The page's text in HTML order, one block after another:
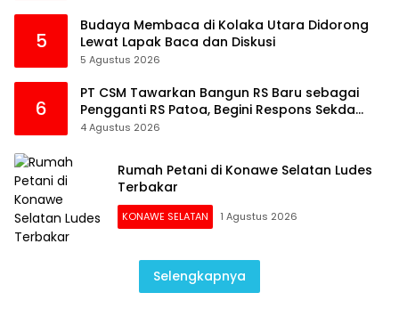
5
Budaya Membaca di Kolaka Utara Didorong
Lewat Lapak Baca dan Diskusi
5 Agustus 2026
6
PT CSM Tawarkan Bangun RS Baru sebagai
Pengganti RS Patoa, Begini Respons Sekda
Kolut
4 Agustus 2026
Rumah Petani di Konawe Selatan Ludes
Terbakar
KONAWE SELATAN 1 Agustus 2026
Selengkapnya